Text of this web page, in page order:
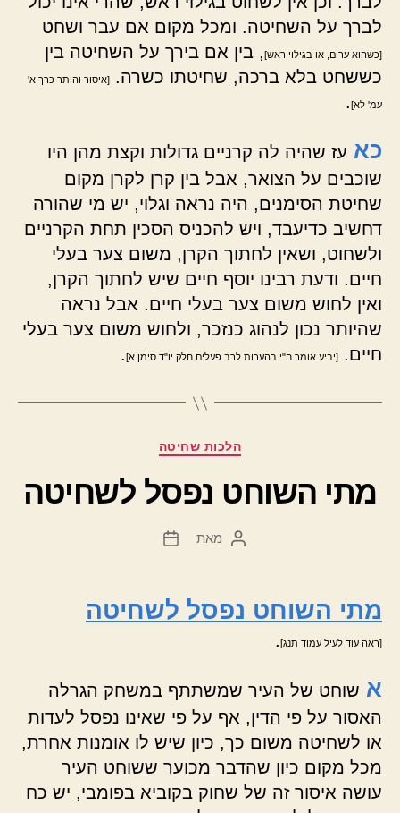
לברך על השחיטה. ומכל מקום אם עבר ושחט
[כשהוא ערום, או בגילוי ראש], בין אם בירך על השחיטה בין
כששחט בלא ברכה, שחיטתו כשרה. [איסור והיתר כרך א'
עמ' לא].
כא עז שהיה לה קרניים גדולות וקצת מהן היו
שוכבים על הצואר, אבל בין קרן לקרן מקום
שחיטת הסימנים, היה נראה וגלוי, יש מי שהורה
דחשיב כדיעבד, ויש להכניס הסכין תחת הקרניים
ולשחוט, ושאין לחתוך הקרן, משום צער בעלי
חיים. ודעת רבינו יוסף חיים שיש לחתוך הקרן,
ואין לחוש משום צער בעלי חיים. אבל נראה
שהיותר נכון לנהוג כנזכר, ולחוש משום צער בעלי
חיים. [יביע אומר ח"י בהערות לרב פעלים חלק יו"ד סימן א].
קטגוריות
הלכות שחיטה
מתי השוחט נפסל לשחיטה
המחבר
מאת
תאריך
מתי השוחט נפסל לשחיטה
[ראה עוד לעיל עמוד תנג].
א שוחט של העיר שמשתתף במשחק הגרלה
האסור על פי הדין, אף על פי שאינו נפסל לעדות
או לשחיטה משום כך, כיון שיש לו אומנות אחרת,
מכל מקום כיון שהדבר מכוער ששוחט העיר
עושה איסור זה של שחוק בקוביא בפומבי, יש כח